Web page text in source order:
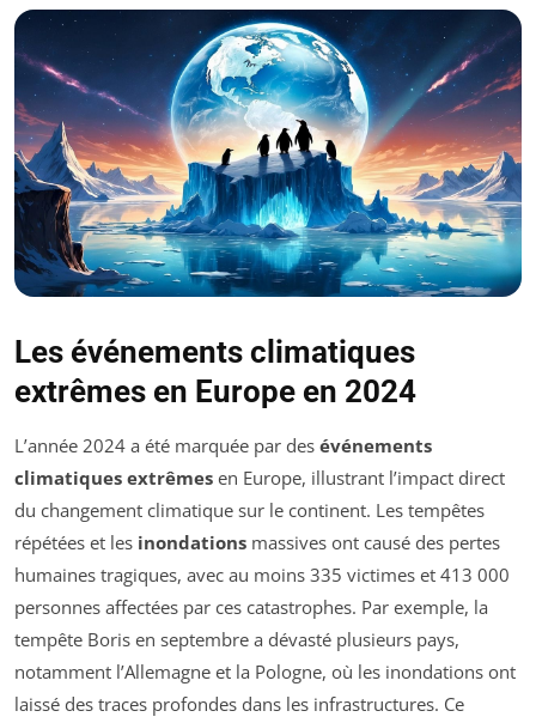
Les événements climatiques
extrêmes en Europe en 2024
L’année 2024 a été marquée par des événements
climatiques extrêmes en Europe, illustrant l’impact direct
du changement climatique sur le continent. Les tempêtes
répétées et les inondations massives ont causé des pertes
humaines tragiques, avec au moins 335 victimes et 413 000
personnes affectées par ces catastrophes. Par exemple, la
tempête Boris en septembre a dévasté plusieurs pays,
notamment l’Allemagne et la Pologne, où les inondations ont
laissé des traces profondes dans les infrastructures. Ce